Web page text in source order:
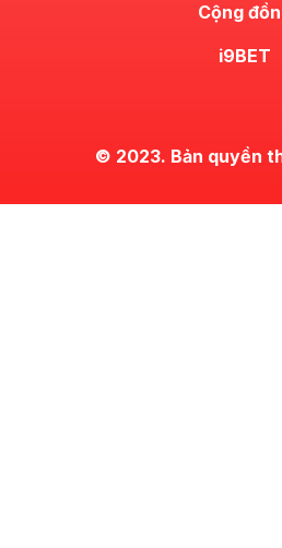
Cộng
i9BET
© 2023. Bản quyền